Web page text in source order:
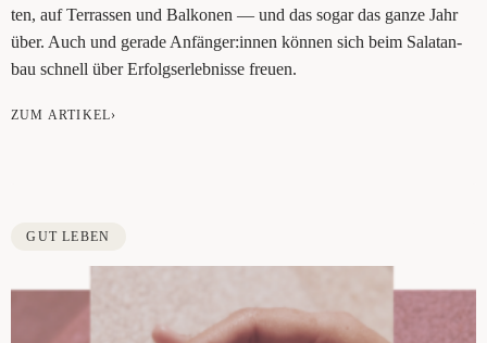
ten, auf Ter­ras­sen und Bal­ko­nen — und das sogar das gan­ze Jahr
über. Auch und gera­de Anfänger:innen kön­nen sich beim Salat­an­
bau schnell über Erfolgs­er­leb­nis­se freuen.
ZUM ARTIKEL›
GUT LEBEN